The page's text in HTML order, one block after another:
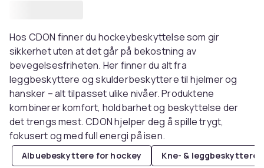
Hos CDON finner du hockeybeskyttelse som gir
sikkerhet uten at det går på bekostning av
bevegelsesfriheten. Her finner du alt fra
leggbeskyttere og skulderbeskyttere til hjelmer og
hansker – alt tilpasset ulike nivåer. Produktene
kombinerer komfort, holdbarhet og beskyttelse der
det trengs mest. CDON hjelper deg å spille trygt,
fokusert og med full energi på isen.
Albuebeskyttere for hockey Kne- & leggbeskyttere